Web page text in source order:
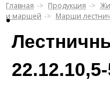
Главная Продукция
и маршей
Марши